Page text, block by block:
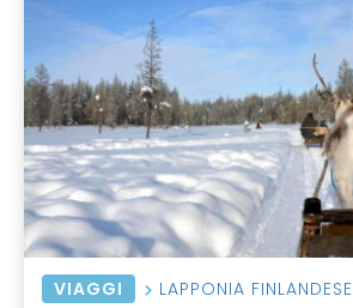
VIAGGI LAPPONIA FINLANDESE